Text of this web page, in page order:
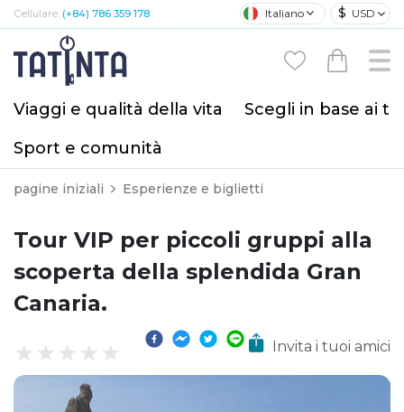
Cellulare: (+84) 786 359 178 Italiano $ USD
Viaggi e qualità della vita
Scegli in base ai
Sport e comunità
pagine iniziali Esperienze e biglietti
Tour VIP per piccoli gruppi alla
scoperta della splendida Gran
Canaria.
Invita i tuoi amici